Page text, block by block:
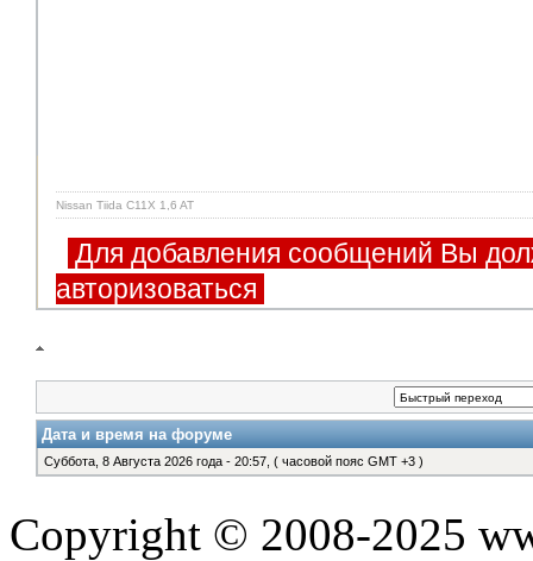
Nissan Tiida C11X 1,6 AT
Для добавления сообщений Вы
авторизоваться
Дата и время на форуме
Суббота, 8 Августа 2026 года - 20:57, ( часовой пояс GMT +3 )
Copyright © 2008-2025